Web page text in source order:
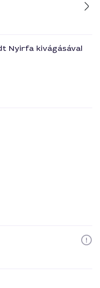
Nyirfa kivágásával